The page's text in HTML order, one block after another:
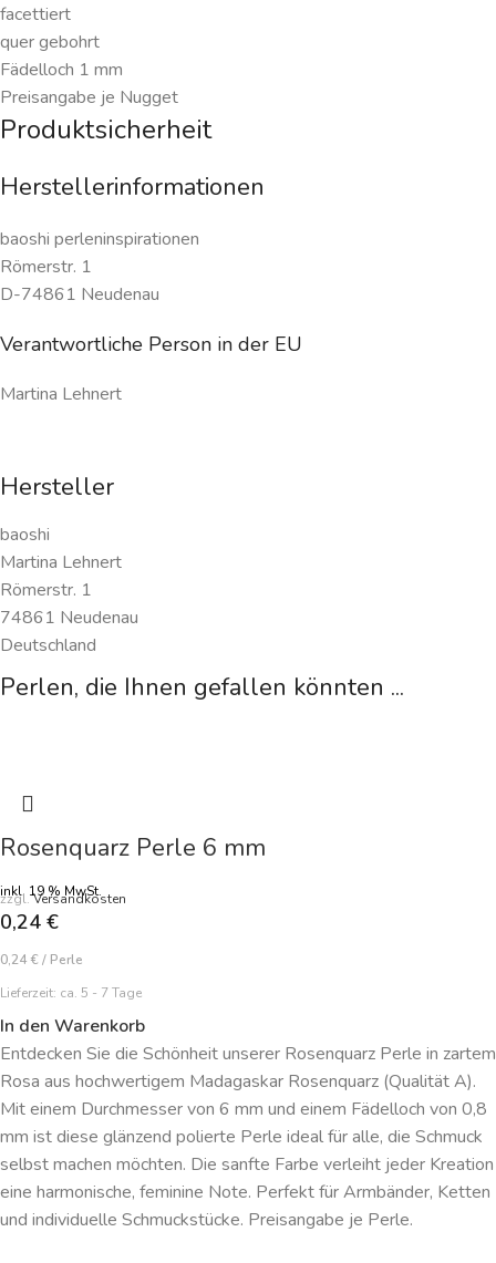
facettiert
quer gebohrt
Fädelloch 1 mm
Preisangabe je Nugget
Produktsicherheit
Herstellerinformationen
baoshi perleninspirationen
Römerstr. 1
D-74861 Neudenau
Verantwortliche Person in der EU
Martina Lehnert
Hersteller
baoshi
Martina Lehnert
Römerstr. 1
74861 Neudenau
Deutschland
Perlen, die Ihnen gefallen könnten ...
Rosenquarz Perle 6 mm
inkl. 19 % MwSt.
zzgl.Versandkosten
0,24 €
0,24 € / Perle
Lieferzeit: ca. 5 - 7 Tage
In den Warenkorb
Entdecken Sie die Schönheit unserer Rosenquarz Perle in zartem
Rosa aus hochwertigem Madagaskar Rosenquarz (Qualität A).
Mit einem Durchmesser von 6 mm und einem Fädelloch von 0,8
mm ist diese glänzend polierte Perle ideal für alle, die Schmuck
selbst machen möchten. Die sanfte Farbe verleiht jeder Kreation
eine harmonische, feminine Note. Perfekt für Armbänder, Ketten
und individuelle Schmuckstücke. Preisangabe je Perle.